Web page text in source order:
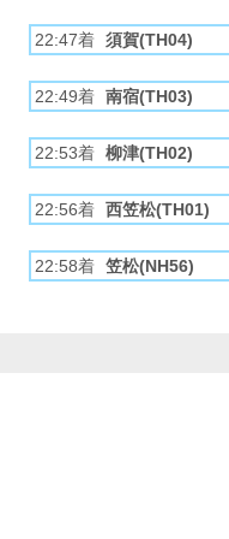
22:47着 須賀(TH04)
22:49着 南宿(TH03)
22:53着 柳津(TH02)
22:56着 西笠松(TH01)
22:58着 笠松(NH56)